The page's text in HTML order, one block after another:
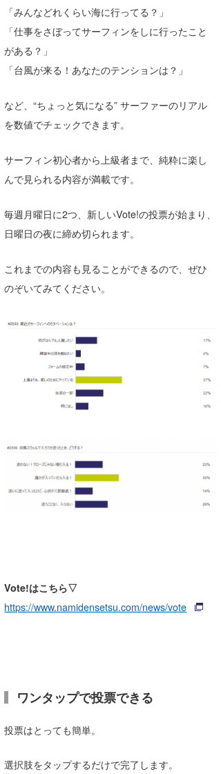
「みんなどれくらい海に行ってる？」
「仕事をさぼってサーフィンをしに行ったこと
がある？」
「台風が来る！あなたのテンションは？」
など、“ちょっと気になる” サーファーのリアル
を数値でチェックできます。
サーフィン初心者から上級者まで、純粋に楽し
んで見られる内容が満載です。
毎週月曜日に2つ、新しいVote!の投票が始まり、
日曜日の夜に締め切られます。
これまでの内容も見ることができるので、ぜひ
のぞいてみてください。
Vote!はこちら▽
https://www.namidensetsu.com/news/vote
ワンタップで投票できる
投票はとっても簡単。
選択肢をタップするだけで完了します。
ライター/寄稿メディア
Core Surf Japan
Naoya Kimoto
mitsuteru Kamio
Yoshiyuki Obata
DELTA FORCE SURF
熊谷素子
メディア
SURFMEDIA
Colors MAGAZINE
WAVAL
波伝説アンバサダー/プロライダー
中浦“JET”章
進士剛光
植村未来
波伝説スタッフ
☆加藤
Aichan
ECE
KOBU
MIN
mitz
OYZ
VAGY
waka☆=
ハンマー
まっきー
三輪予報士
波伝説